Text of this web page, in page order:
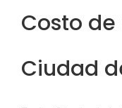
Costo
Ciudad